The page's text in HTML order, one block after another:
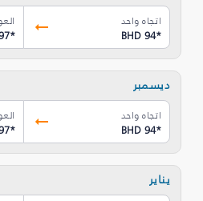
اتجاه واحد
BHD 94*
*
ديسمبر
اتجاه واحد
BHD 94*
*
يناير